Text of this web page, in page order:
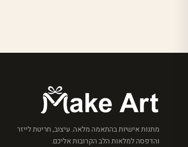
מתנות אישיות בהתאמה מלאה. עיצוב, חריטת לייזר
והדפסה למלאות הלב הקרובות אליכם.